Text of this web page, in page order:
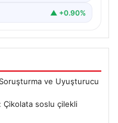
ve bahçe
villaların en
Bahçeyle uyumlu• 0.01%